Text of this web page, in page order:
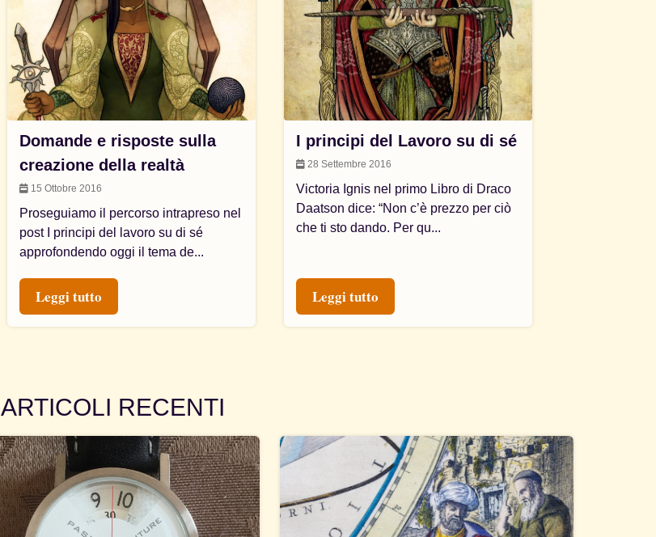
Domande e risposte sulla
creazione della realtà
15 Ottobre 2016
Proseguiamo il percorso intrapreso nel
post I principi del lavoro su di sé
approfondendo oggi il tema de...
Leggi tutto
I principi del Lavoro su di sé
28 Settembre 2016
Victoria Ignis nel primo Libro di Draco
Daatson dice: “Non c’è prezzo per ciò
che ti sto dando. Per qu...
Leggi tutto
ARTICOLI RECENTI